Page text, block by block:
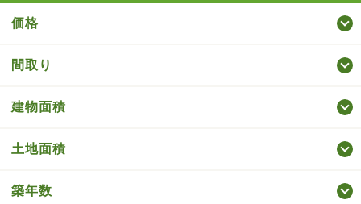
価格
間取り
建物面積
土地面積
築年数